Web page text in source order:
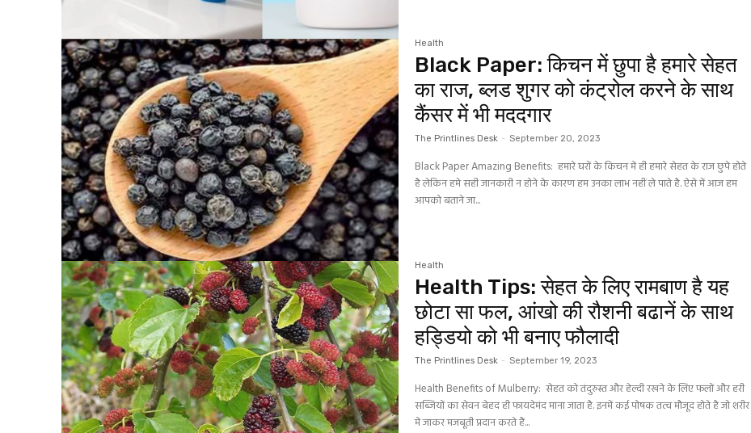
Health
Black Paper: किचन में छुपा है हमारे सेहत
का राज, ब्‍लड शुगर को कंट्रोल करने के साथ
कैंसर में भी मददगार
The Printlines Desk - September 20, 2023
Black Paper Amazing Benefits: हमारे घरों के किचन में ही हमारे सेहत के राज छुपे होते
है लेकिन हमे सही जानकारी न होने के कारण हम उनका लाभ नहीं ले पाते है. ऐसे में आज हम
आपको बताने जा...
Health
Health Tips: सेहत के लिए रामबाण है यह
छोटा सा फल, आंखो की रौशनी बढानें के साथ
हड्डियो को भी बनाए फौलादी
The Printlines Desk - September 19, 2023
Health Benefits of Mulberry: सेहत को तंदुरुस्‍त और हेल्‍दी रखने के लिए फलों और हरी
सब्जियों का सेवन बेहद ही फायदेमंद माना जाता है. इनमें कई पोषक तत्‍व मौजूद होते है जो शरीर
में जाकर मजबूती प्रदान करते हैं...